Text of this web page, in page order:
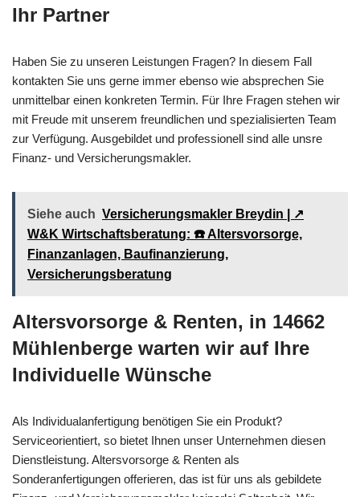
Ihr Partner
Haben Sie zu unseren Leistungen Fragen? In diesem Fall
kontakten Sie uns gerne immer ebenso wie absprechen Sie
unmittelbar einen konkreten Termin. Für Ihre Fragen stehen wir
mit Freude mit unserem freundlichen und spezialisierten Team
zur Verfügung. Ausgebildet und professionell sind alle unsre
Finanz- und Versicherungsmakler.
Siehe auch Versicherungsmakler Breydin | ↗️
W&K Wirtschaftsberatung: ☎️ Altersvorsorge,
Finanzanlagen, Baufinanzierung,
Versicherungsberatung
Altersvorsorge & Renten, in 14662
Mühlenberge warten wir auf Ihre
Individuelle Wünsche
Als Individualanfertigung benötigen Sie ein Produkt?
Serviceorientiert, so bietet Ihnen unser Unternehmen diesen
Dienstleistung. Altersvorsorge & Renten als
Sonderanfertigungen offerieren, das ist für uns als gebildete